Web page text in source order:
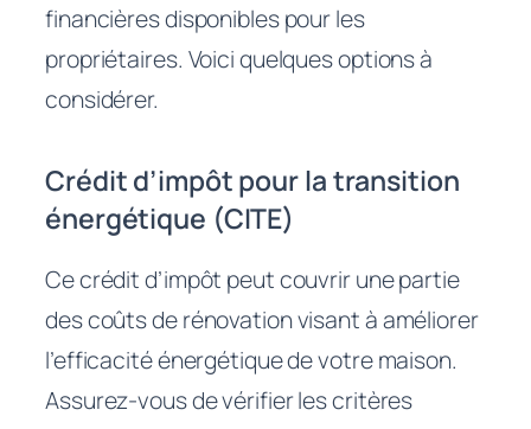
financières disponibles pour les
propriétaires. Voici quelques options à
considérer.
Crédit d’impôt pour la transition
énergétique (CITE)
Ce crédit d’impôt peut couvrir une partie
des coûts de rénovation visant à améliorer
l’efficacité énergétique de votre maison.
Assurez-vous de vérifier les critères